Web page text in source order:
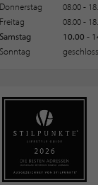
Donnerstag
08.00 -
Freitag
08.00 -
Samstag
10.00 -
Sonntag